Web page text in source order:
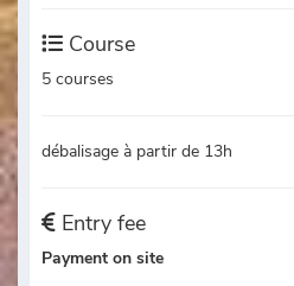
Course
5 courses
débalisage à partir de 13h
Entry fee
Payment on site